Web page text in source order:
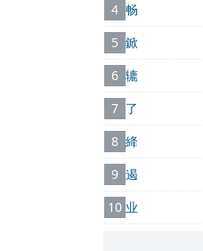
4 畅
5 鍁
6 辘
7 了
8 絳
9 遏
10 业